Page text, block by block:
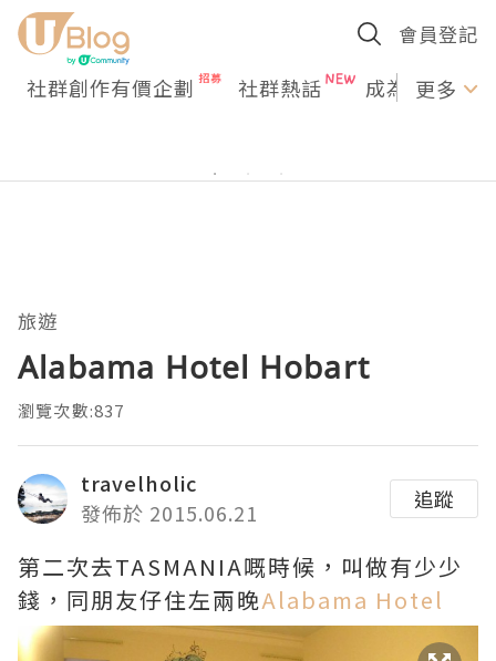
會員登記
社群創作有價企劃 社群熱話 成為U更多
旅遊
Alabama Hotel Hobart
瀏覽次數:837
travelholic
發佈於 2015.06.21
追蹤
第二次去TASMANIA嘅時候，叫做有少少
錢，同朋友仔住左兩晚Alabama Hotel